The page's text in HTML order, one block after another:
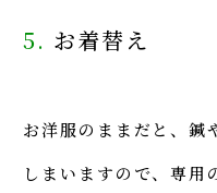
5. お着替え
お洋服のままだと、鍼
しまいますので、専用